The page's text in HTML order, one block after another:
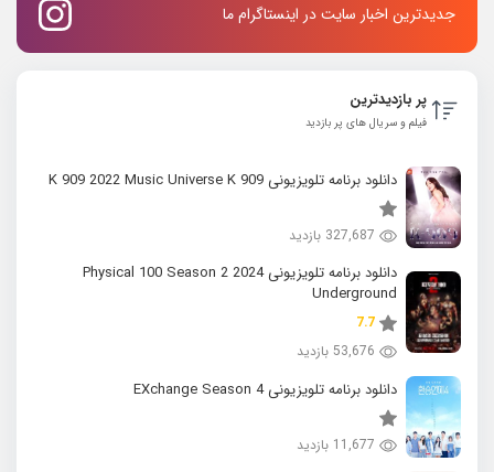
جدیدترین اخبار سایت در اینستاگرام ما
پر بازدیدترین
فیلم و سریال های پر بازدید
دانلود برنامه تلویزیونی K 909 2022 Music Universe K 909
327,687 بازدید
دانلود برنامه تلویزیونی 2024 Physical 100 Season 2
Underground
7.7
53,676 بازدید
دانلود برنامه تلویزیونی EXchange Season 4
11,677 بازدید